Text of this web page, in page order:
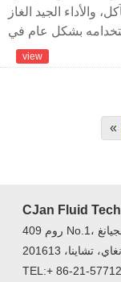
والأداء الجيد الغاز
view
«
CJan Fluid
روم 409 No.1، لين 2369، رونغل إيست أردي.، سونغجيانغ
201613
TEL:+ 86-21-